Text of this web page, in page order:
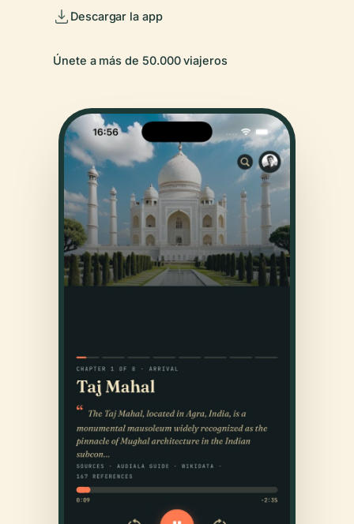
Descargar la app
Únete a más de 50.000 viajeros